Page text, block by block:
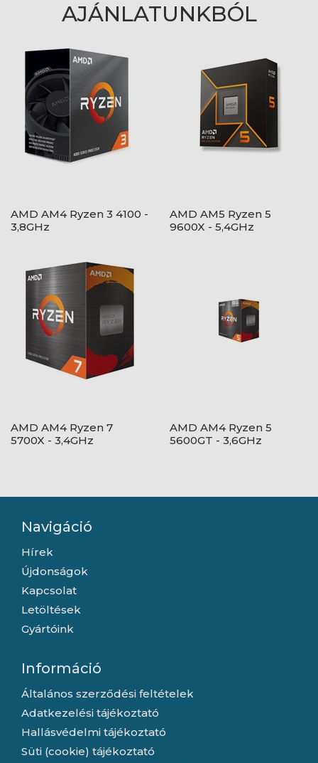
AJÁNLATUNKBÓL
AMD AM4 Ryzen 3 4100 -
3,8GHz
AMD AM5 Ryzen 5
9600X - 5,4GHz
AMD AM4 Ryzen 7
5700X - 3,4GHz
AMD AM4 Ryzen 5
5600GT - 3,6GHz
Navigáció
Hírek
Újdonságok
Kapcsolat
Letöltések
Gyártóink
Információ
Általános szerződési feltételek
Adatkezelési tájékoztató
Hallásvédelmi tájékoztató
Süti (cookie) tájékoztató